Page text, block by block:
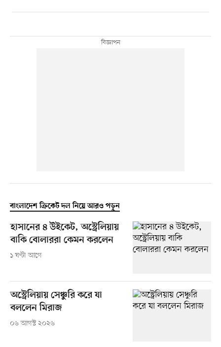
বাংলাদেশ ক্রিকেট দল নিয়ে আরও পড়ুন
হাসানের ৪ উইকেট, অস্ট্রেলিয়ায়
বাকি বোলাররা কেমন করলেন
১ ঘণ্টা আগে
অস্ট্রেলিয়ায় সেঞ্চুরি করে যা
বললেন মিরাজ
০৬ আগস্ট ২০২৬